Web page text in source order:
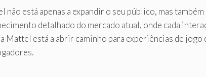
está apenas a expandir o seu público, mas
detalhado do mercado atual, onde cada
Mattel está a abrir caminho para experiências de